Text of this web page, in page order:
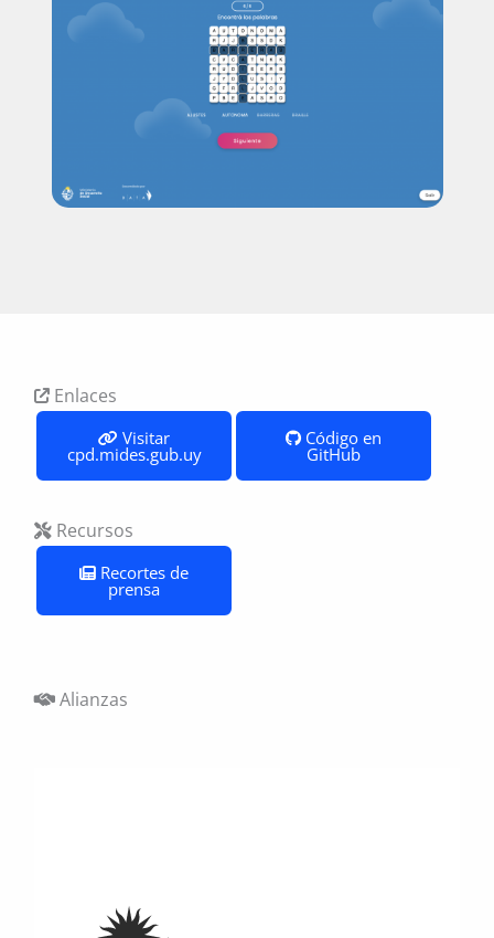
Enlaces
Visitar
cpd.mides.gub.uy
Código en
GitHub
Recursos
Recortes de
prensa
Alianzas